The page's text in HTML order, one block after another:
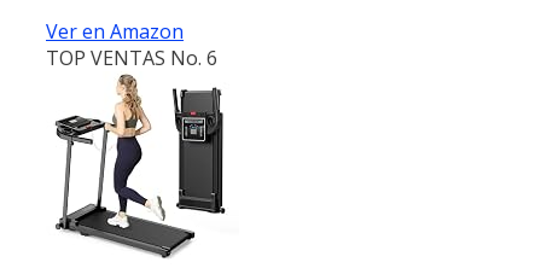
Ver en Amazon
TOP VENTAS No. 6